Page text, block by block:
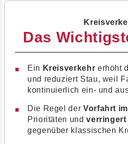
Das
Ein Kreisverkehr erhöht
und reduziert Stau, weil
kontinuierlich ein- und
Die Regel der Vorfahrt
Prioritäten undverringert
gegenüber klassischen